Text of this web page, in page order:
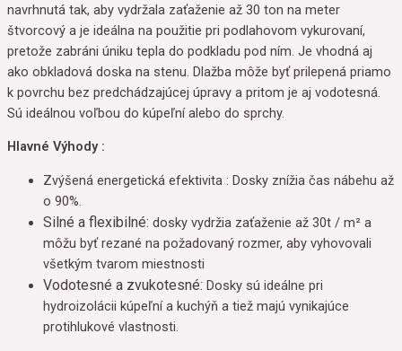
navrhnutá tak, aby vydržala zaťaženie až 30 ton na meter
štvorcový a je ideálna na použitie pri podlahovom vykurovaní,
pretože zabráni úniku tepla do podkladu pod ním. Je vhodná aj
ako obkladová doska na stenu. Dlažba môže byť prilepená priamo
k povrchu bez predchádzajúcej úpravy a pritom je aj vodotesná.
Sú ideálnou voľbou do kúpeľní alebo do sprchy.
Hlavné Výhody :
Zvýšená energetická efektivita : Dosky znížia čas nábehu až
o 90%.
Silné a flexibilné: dosky vydržia zaťaženie až 30t / m² a
môžu byť rezané na požadovaný rozmer, aby vyhovovali
všetkým tvarom miestnosti
Vodotesné a zvukotesné: Dosky sú ideálne pri
hydroizolácii kúpeľní a kuchýň a tiež majú vynikajúce
protihlukové vlastnosti.